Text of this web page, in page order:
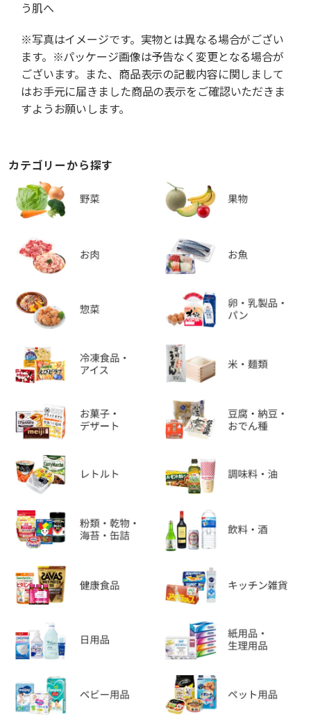
う肌へ
※写真はイメージです。実物とは異なる場合がござい
ます。※パッケージ画像は予告なく変更となる場合が
ございます。また、商品表示の記載内容に関しまして
はお手元に届きました商品の表示をご確認いただきま
すようお願いします。
カテゴリーから探す